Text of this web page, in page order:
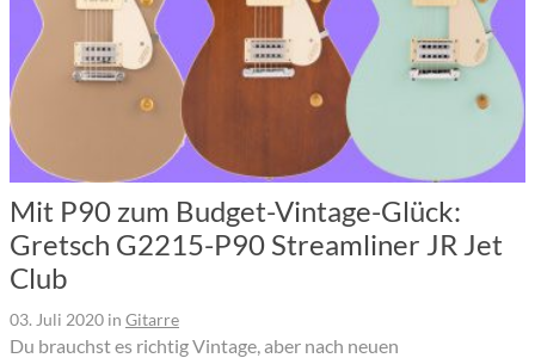
Mit P90 zum Budget-Vintage-Glück:
Gretsch G2215-P90 Streamliner JR Jet
Club
03. Juli 2020 in Gitarre
Du brauchst es richtig Vintage, aber nach neuen